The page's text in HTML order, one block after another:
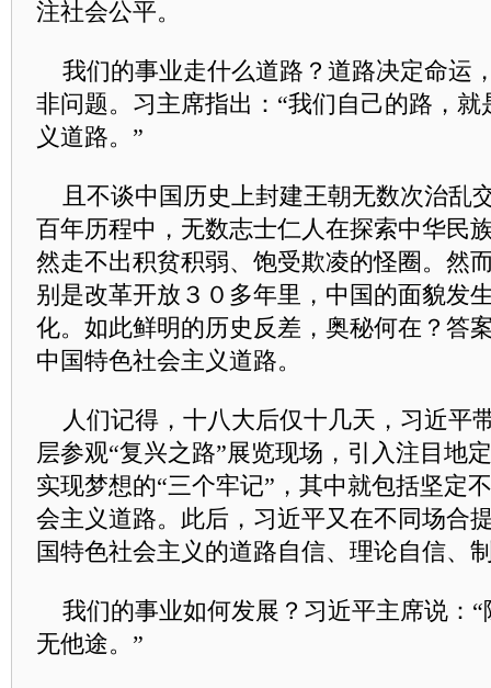
注社会公平。
我们的事业走什么道路？道路决定命运
非问题。习主席指出：“我们自己的路，就
义道路。”
且不谈中国历史上封建王朝无数次治乱
百年历程中，无数志士仁人在探索中华民
然走不出积贫积弱、饱受欺凌的怪圈。然
别是改革开放３０多年里，中国的面貌发
化。如此鲜明的历史反差，奥秘何在？答
中国特色社会主义道路。
人们记得，十八大后仅十几天，习近平
层参观“复兴之路”展览现场，引入注目地
实现梦想的“三个牢记”，其中就包括坚定
会主义道路。此后，习近平又在不同场合
国特色社会主义的道路自信、理论自信、
我们的事业如何发展？习近平主席说：“
无他途。”